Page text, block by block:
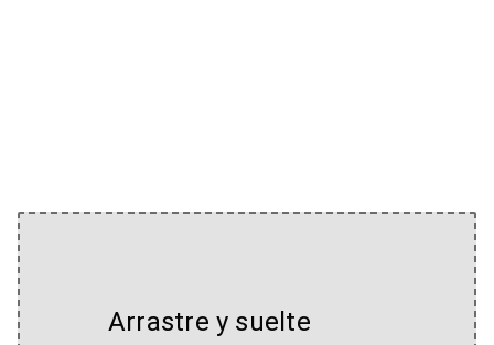
Arrastre y suelte